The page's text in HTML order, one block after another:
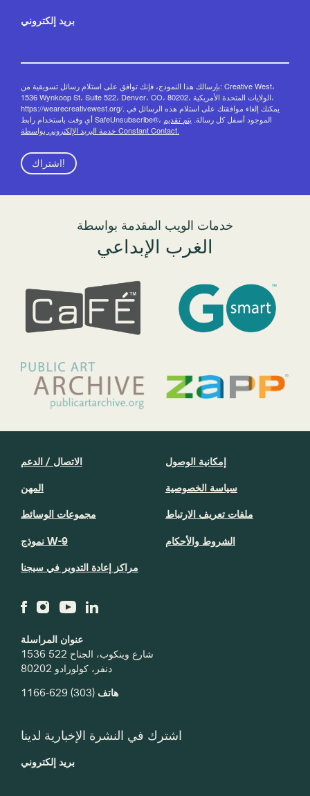
بريد إلكتروني
بإرسالك هذا النموذج، فإنك توافق على استلام رسائل تسويقية من: Creative West،
1536 Wynkoop St، Suite 522، Denver، CO، 80202، الولايات المتحدة الأمريكية،
https://wearecreativewest.org/. يمكنك إلغاء موافقتك على استلام هذه الرسائل في
أي وقت باستخدام رابط SafeUnsubscribe®، الموجود أسفل كل رسالة. يتم تقديم
خدمة البريد الإلكتروني بواسطة Constant Contact.
اشتراك!
خدمات الويب المقدمة بواسطة
الغرب الإبداعي
عنوان المراسلة
1536 شارع وينكوب، الجناح 522
دنفر، كولورادو 80202
هاتف (303) 629-1166
الاتصال / الدعم
المهن
مجموعات الوسائط
نموذج W-9
مراكز إعادة التدوير في سيجنا
إمكانية الوصول
سياسة الخصوصية
ملفات تعريف الارتباط
الشروط والأحكام
اشترك في النشرة الإخبارية لدينا
بريد إلكتروني